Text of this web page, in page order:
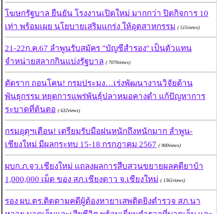
โฆษกรัฐบาล ยืนยัน โรงงานเปิดใหม่ มากกว่า ปิดกิจการ 10
เท่า พร้อมเผย นโยบายเสริมแกร่ง ให้อุตสาหกรรม ( 515views)
21-22ก.ค.67 ลำพูนรับสมัคร "บัญชีสำรอง'' เป็นตัวแทน
จำหน่ายสลากกินแบ่งรัฐบาล ( 7070views)
ตัดราก ถอนโคน! กรมประมง…เร่งพัฒนางานวิจัยด้าน
พันธุกรรม หยุดการแพร่พันธุ์ปลาหมอคางดำ แก้ปัญหาการ
ระบาดที่ต้นตอ ( 632views)
กรมอุตุฯเตือน! เตรียมรับมือฝนหนักถึงหนักมาก ลำพูน-
เชียงใหม่ มีผลกระทบ 15-18 กรกฎาคม 2567 ( 900views)
ผบก.ภ.จว.เชียงใหม่ แถลงผลการสืบสวนขยายผลคดียาบ้า
1,000,000 เม็ด ของ สภ.เชียงดาว จ.เชียงใหม่ ( 1361views)
รอง ผบ.ตร.ติดตามคดีผู้ต้องหายาเสพติดยิงตำรวจ สภ.นา